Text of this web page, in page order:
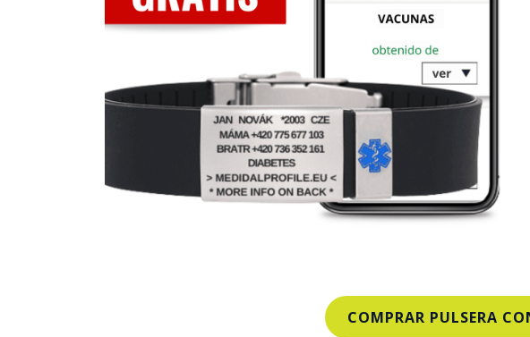
COMPRAR PULSERA